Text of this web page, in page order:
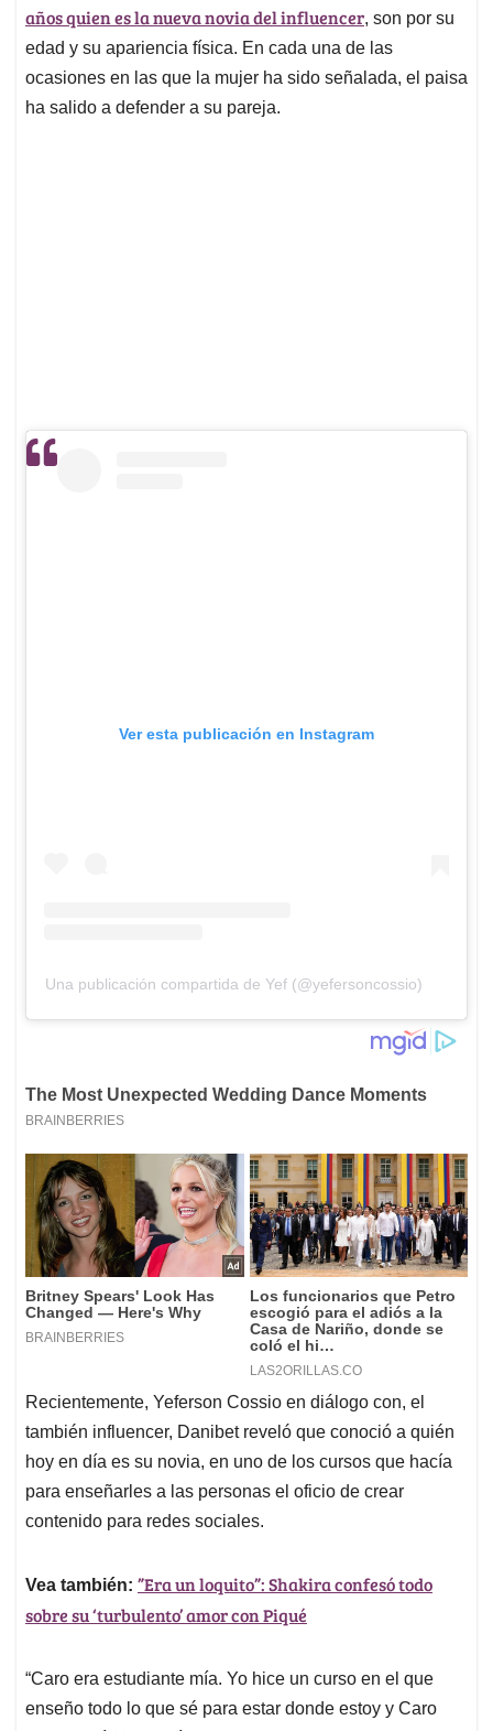
años quien es la nueva novia del influencer, son por su
edad y su apariencia física. En cada una de las
ocasiones en las que la mujer ha sido señalada, el paisa
ha salido a defender a su pareja.
Ver esta publicación en Instagram
Una publicación compartida de Yef (@yefersoncossio)
Recientemente, Yeferson Cossio en diálogo con, el
también influencer, Danibet reveló que conoció a quién
hoy en día es su novia, en uno de los cursos que hacía
para enseñarles a las personas el oficio de crear
contenido para redes sociales.
Vea también: ”Era un loquito”: Shakira confesó todo
sobre su ‘turbulento’ amor con Piqué
“Caro era estudiante mía. Yo hice un curso en el que
enseño todo lo que sé para estar donde estoy y Caro